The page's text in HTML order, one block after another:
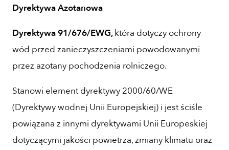
Dyrektywa Azotanowa
Dyrektywa 91/676/EWG,która dotyczy ochrony
wód przed zanieczyszczeniami powodowanymi
przez azotany pochodzenia rolniczego.
Stanowi element dyrektywy 2000/60/WE
(Dyrektywy wodnej Unii Europejskiej) i jest ściśle
powiązana z innymi dyrektywami Unii Europeskiej
dotyczącymi jakości powietrza, zmiany klimatu oraz